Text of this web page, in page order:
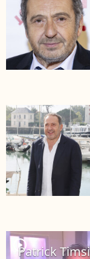
player2
Patrick